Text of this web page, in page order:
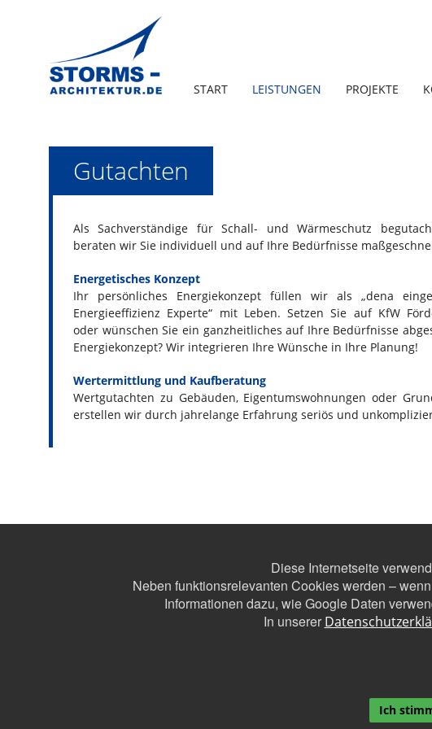
START LEISTUNGEN PROJEKTE
Gutachten
Als Sachverständige für Schall- und Wärmeschutz
beraten wir Sie individuell und auf Ihre Bedürfnisse
Energetisches Konzept
Ihr persönliches Energiekonzept füllen wir als „dena
Energieeffizienz Experte“ mit Leben. Setzen Sie auf KfW
oder wünschen Sie ein ganzheitliches auf Ihre Bedürfnisse
Energiekonzept? Wir integrieren Ihre Wünsche in Ihre Planung!
Wertermittlung und Kaufberatung
Wertgutachten zu Gebäuden, Eigentumswohnungen oder
erstellen wir durch jahrelange Erfahrung seriös und
Diese Internetseite
Neben funktionsrelevanten Cookies werden –
Informationen dazu, wie Google Daten
In unserer
Ich